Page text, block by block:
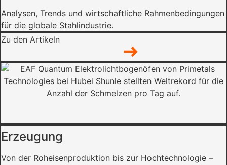
Analysen, Trends und wirtschaftliche Rahmenbedingungen
für die globale Stahlindustrie.
Zu den Artikeln
Erzeugung
Von der Roheisenproduktion bis zur Hochtechnologie –